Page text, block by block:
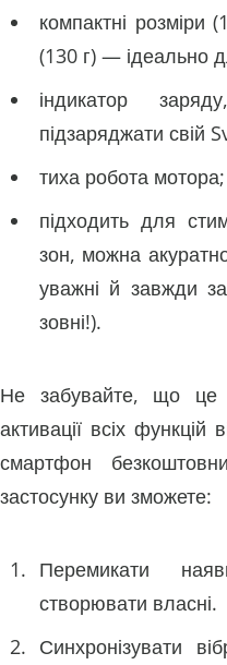
компактні розміри
(130 г) — ідеально
індикатор
підзаряджати свій
тиха робота мотора;
підходить для
зон, можна
уважні й завжди
зовні!).
Не забувайте, що це
активації всіх функцій
смартфон
застосунку ви зможете:
Перемикати
створювати власні.
Синхронізувати